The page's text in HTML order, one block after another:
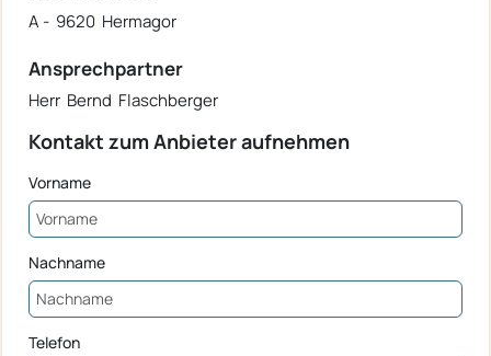
A - 9620 Hermagor
Ansprechpartner
Herr Bernd Flaschberger
Kontakt zum Anbieter aufnehmen
Vorname
Nachname
Telefon